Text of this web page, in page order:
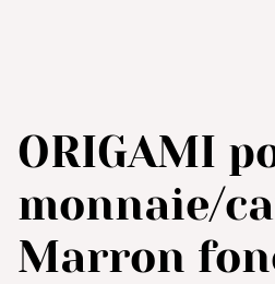
ORIGAMI
monnaie/
Marron